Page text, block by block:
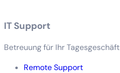
IT Support
Betreuung für Ihr Tagesgeschäft
Remote Support